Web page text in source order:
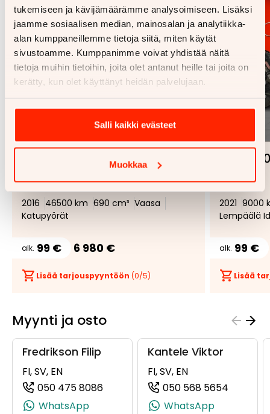
tukemiseen ja kävijämäärämme analysoimiseen. Lisäksi
jaamme sosiaalisen median, mainosalan ja analytiikka-
alan kumppaneillemme tietoja siitä, miten käytät
sivustoamme. Kumppanimme voivat yhdistää näitä
tietoja muihin tietoihin, joita olet antanut heille tai joita on
kerätty, kun olet käyttänyt heidän palvelujaan.
Salli kaikki evästeet
Muokkaa
1/20
Husqvarna 701
suosikiksi
suosikeista
Supermoto
2016 46500 km 690 cm³ Vaasa
Katupyörät
alk. 99 € 6 980 €
Lisää tarjouspyyntöön (0/5)
KTM
Duke
2021 9000
Lempäälä
alk. 99 €
Lisää
Myynti ja osto
Fredrikson Filip
FI, SV, EN
050 475 8086
(+358504758086, 0504758086,
WhatsApp
Kantele Viktor
FI, SV, EN
050 568 5654
WhatsApp